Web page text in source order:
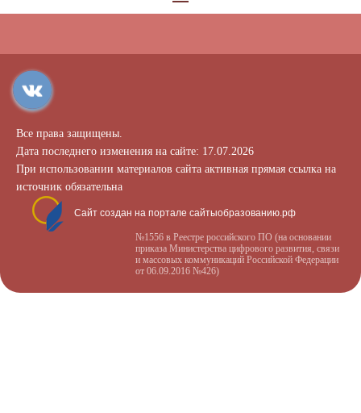
Все права защищены.
Дата последнего изменения на сайте: 17.07.2026
При использовании материалов сайта активная прямая ссылка на
источник обязательна
Сайт создан на портале сайтыобразованию.рф
№1556 в Реестре российского ПО (на основании
приказа Министерства цифрового развития, связи
и массовых коммуникаций Российской Федерации
от 06.09.2016 №426)